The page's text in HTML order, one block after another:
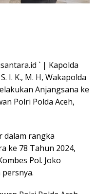
` | Kapolda
I. K., M. H, Wakapolda
Anjangsana ke
Polri Polda Aceh,
dalam rangka
ke 78 Tahun 2024,
Pol. Joko
persnya.